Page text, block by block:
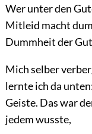
Wer unter den
Mitleid macht
Dummheit der
Mich selber
lernte ich da
Geiste. Das war
jedem wusste,